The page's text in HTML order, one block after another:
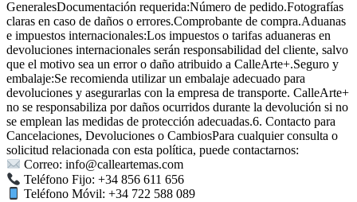
GeneralesDocumentación requerida:Número de pedido.Fotografías
claras en caso de daños o errores.Comprobante de compra.Aduanas
e impuestos internacionales:Los impuestos o tarifas aduaneras en
devoluciones internacionales serán responsabilidad del cliente, salvo
que el motivo sea un error o daño atribuido a CalleArte+.Seguro y
embalaje:Se recomienda utilizar un embalaje adecuado para
devoluciones y asegurarlas con la empresa de transporte. CalleArte+
no se responsabiliza por daños ocurridos durante la devolución si no
se emplean las medidas de protección adecuadas.6. Contacto para
Cancelaciones, Devoluciones o CambiosPara cualquier consulta o
solicitud relacionada con esta política, puede contactarnos:
Correo: info@calleartemas.com
Teléfono Fijo: +34 856 611 656
Teléfono Móvil: +34 722 588 089